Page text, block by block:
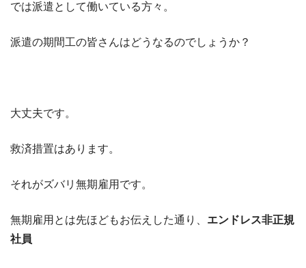
では派遣として働いている方々。
派遣の期間工の皆さんはどうなるのでしょうか？
大丈夫です。
救済措置はあります。
それがズバリ無期雇用です。
無期雇用とは先ほどもお伝えした通り、 エンドレス非正規
社員